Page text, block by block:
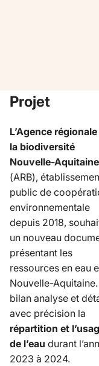
Projet
L’Agence
la biodiversité
Nouvelle-Aquitaine
(ARB),
public de
environnementale
depuis 2018,
un nouveau
présentant les
ressources en eau
Nouvelle-
bilan analyse et
avec précision la
répartition et
de l’eau durant
2023 à 2024.